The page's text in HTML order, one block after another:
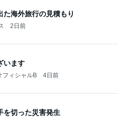
た海外旅行の見積もり
2日前
います
フィシャルB 4日前
を切った災害発生